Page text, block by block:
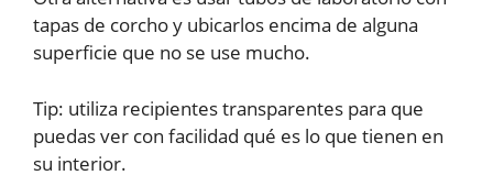
tapas de corcho y ubicarlos encima de alguna
superficie que no se use mucho.
Tip: utiliza recipientes transparentes para que
puedas ver con facilidad qué es lo que tienen en
su interior.